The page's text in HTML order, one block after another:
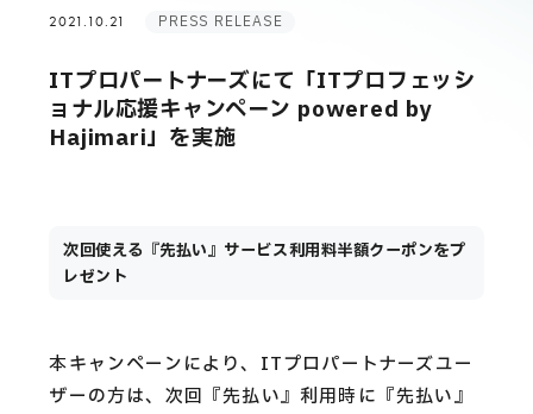
NEWS
USER’S VOICE
CAREERS
CONTACT
2021.10.21 PRESS RELEASE
ITプロパートナーズにて「ITプロフェッシ
ョナル応援キャンペーン powered by
Hajimari」を実施
次回使える『先払い』サービス利用料半額クーポンをプ
レゼント
本キャンペーンにより、ITプロパートナーズユー
ザーの方は、次回『先払い』利用時に『先払い』